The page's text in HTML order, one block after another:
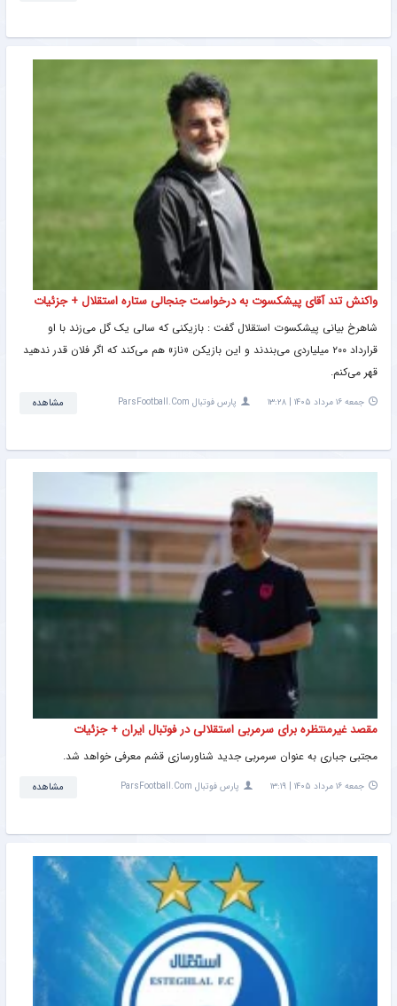
واکنش تند آقای پیشکسوت به درخواست جنجالی ستاره استقلال + جزئیات
شاهرخ بیانی پیشکسوت استقلال گفت : بازیکنی که سالی یک گل می‌زند با او
قرارداد ۲۰۰ میلیاردی می‌بندند و این بازیکن «ناز» هم می‌کند که اگر فلان قدر ندهید
قهر می‌کنم.
جمعه ۱۶ مرداد ۱۴۰۵ | ۱۳:۲۸ پارس فوتبال ParsFootball.Com مشاهده
مقصد غیرمنتظره برای سرمربی استقلالی در فوتبال ایران + جزئیات
مجتبی جباری به عنوان سرمربی جدید شناورسازی قشم معرفی خواهد شد.
جمعه ۱۶ مرداد ۱۴۰۵ | ۱۳:۱۹ پارس فوتبال ParsFootball.Com مشاهده